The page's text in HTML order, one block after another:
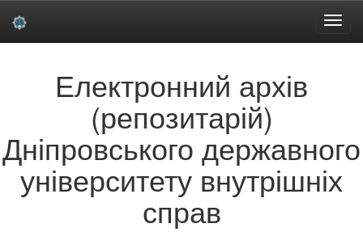
Електронний архів
(репозитарій)
Дніпровського державного
університету внутрішніх
справ